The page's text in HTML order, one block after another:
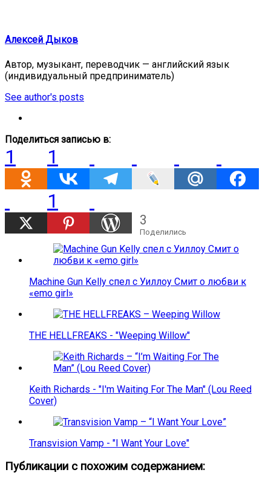
Алексей Дыков
Автор, музыкант, переводчик — английский язык
(индивидуальный предприниматель)
See author's posts
Поделиться записью в:
1
1
1
3
Поделились
Machine Gun Kelly спел с Уиллоу Смит о любви к
«emo girl»
THE HELLFREAKS - "Weeping Willow"
Keith Richards - "I'm Waiting For The Man" (Lou Reed
Cover)
Transvision Vamp - "I Want Your Love"
Публикации с похожим содержанием: